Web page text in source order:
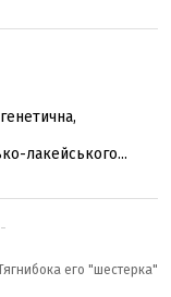
лакейського...
его "шестерка"